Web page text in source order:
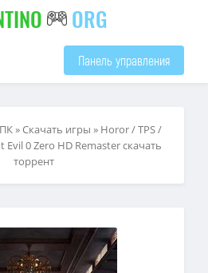
ORG
Панель управления
»Скачать игры » Horor / TPS /
Evil 0 Zero HD Remaster скачать
торрент